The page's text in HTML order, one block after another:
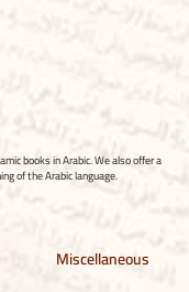
books in Arabic. We also offer a
of the Arabic language.
Miscellaneous